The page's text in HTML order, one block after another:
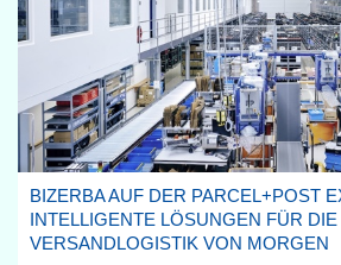
BIZERBA AUF DER PARCEL+POST
INTELLIGENTE LÖSUNGEN FÜR DIE
VERSANDLOGISTIK VON MORGEN